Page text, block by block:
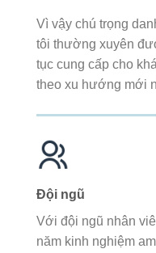
Vì vậy chú trọng
tôi thường xuyên
tục cung cấp cho
theo xu hướng mới
Đội ngũ
Với đội ngũ nhân
năm kinh nghiệm